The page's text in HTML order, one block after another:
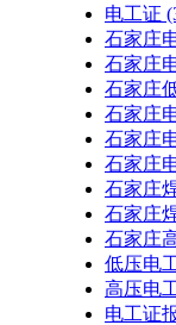
电工证
石家庄
石家庄
石家庄
石家庄
石家庄
石家庄
石家庄
石家庄
石家庄
低压电
高压电
电工证